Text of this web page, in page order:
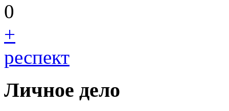
0
+
респект
Личное дело